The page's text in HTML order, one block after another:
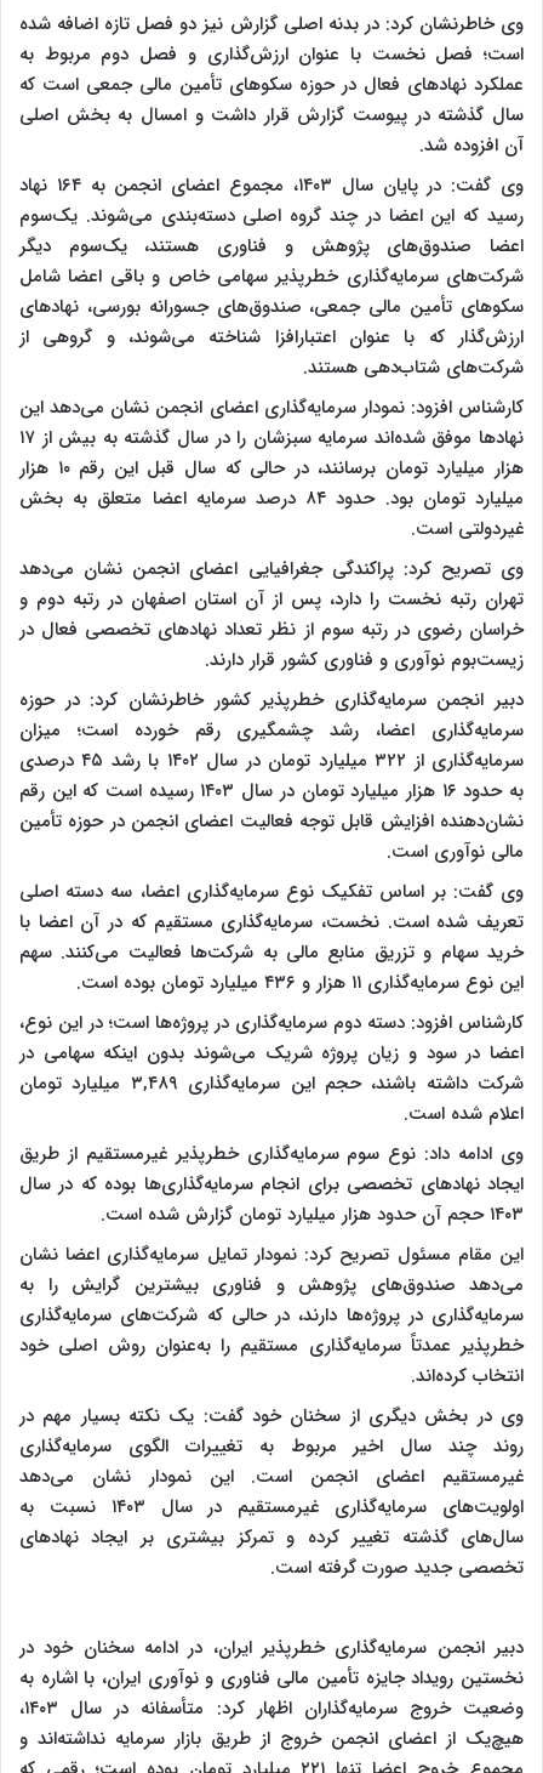
وی خاطرنشان کرد: در بدنه اصلی گزارش نیز دو فصل تازه اضافه شده
است؛ فصل نخست با عنوان ارزش‌گذاری و فصل دوم مربوط به
عملکرد نهادهای فعال در حوزه سکوهای تأمین مالی جمعی است که
سال گذشته در پیوست گزارش قرار داشت و امسال به بخش اصلی
آن افزوده شد.
وی گفت: در پایان سال ۱۴۰۳، مجموع اعضای انجمن به ۱۶۴ نهاد
رسید که این اعضا در چند گروه اصلی دسته‌بندی می‌شوند. یک‌سوم
اعضا صندوق‌های پژوهش و فناوری هستند، یک‌سوم دیگر
شرکت‌های سرمایه‌گذاری خطرپذیر سهامی خاص و باقی اعضا شامل
سکوهای تأمین مالی جمعی، صندوق‌های جسورانه بورسی، نهادهای
ارزش‌گذار که با عنوان اعتبارافزا شناخته می‌شوند، و گروهی از
شرکت‌های شتاب‌دهی هستند.
کارشناس افزود: نمودار سرمایه‌گذاری اعضای انجمن نشان می‌دهد این
نهادها موفق شده‌اند سرمایه سبزشان را در سال گذشته به بیش از ۱۷
هزار میلیارد تومان برسانند، در حالی که سال قبل این رقم ۱۰ هزار
میلیارد تومان بود. حدود ۸۴ درصد سرمایه اعضا متعلق به بخش
غیردولتی است.
وی تصریح کرد: پراکندگی جغرافیایی اعضای انجمن نشان می‌دهد
تهران رتبه نخست را دارد، پس از آن استان اصفهان در رتبه دوم و
خراسان رضوی در رتبه سوم از نظر تعداد نهادهای تخصصی فعال در
زیست‌بوم نوآوری و فناوری کشور قرار دارند.
دبیر انجمن سرمایه‌گذاری خطرپذیر کشور خاطرنشان کرد: در حوزه
سرمایه‌گذاری اعضا، رشد چشمگیری رقم خورده است؛ میزان
سرمایه‌گذاری از ۳۲۲ میلیارد تومان در سال ۱۴۰۲ با رشد ۴۵ درصدی
به حدود ۱۶ هزار میلیارد تومان در سال ۱۴۰۳ رسیده است که این رقم
نشان‌دهنده افزایش قابل توجه فعالیت اعضای انجمن در حوزه تأمین
مالی نوآوری است.
وی گفت: بر اساس تفکیک نوع سرمایه‌گذاری اعضا، سه دسته اصلی
تعریف شده است. نخست، سرمایه‌گذاری مستقیم که در آن اعضا با
خرید سهام و تزریق منابع مالی به شرکت‌ها فعالیت می‌کنند. سهم
این نوع سرمایه‌گذاری ۱۱ هزار و ۴۳۶ میلیارد تومان بوده است.
کارشناس افزود: دسته دوم سرمایه‌گذاری در پروژه‌ها است؛ در این نوع،
اعضا در سود و زیان پروژه شریک می‌شوند بدون اینکه سهامی در
شرکت داشته باشند، حجم این سرمایه‌گذاری ۳,۴۸۹ میلیارد تومان
اعلام شده است.
وی ادامه داد: نوع سوم سرمایه‌گذاری خطرپذیر غیرمستقیم از طریق
ایجاد نهادهای تخصصی برای انجام سرمایه‌گذاری‌ها بوده که در سال
۱۴۰۳ حجم آن حدود هزار میلیارد تومان گزارش شده است.
این مقام مسئول تصریح کرد: نمودار تمایل سرمایه‌گذاری اعضا نشان
می‌دهد صندوق‌های پژوهش و فناوری بیشترین گرایش را به
سرمایه‌گذاری در پروژه‌ها دارند، در حالی که شرکت‌های سرمایه‌گذاری
خطرپذیر عمدتاً سرمایه‌گذاری مستقیم را به‌عنوان روش اصلی خود
انتخاب کرده‌اند.
وی در بخش دیگری از سخنان خود گفت: یک نکته بسیار مهم در
روند چند سال اخیر مربوط به تغییرات الگوی سرمایه‌گذاری
غیرمستقیم اعضای انجمن است. این نمودار نشان می‌دهد
اولویت‌های سرمایه‌گذاری غیرمستقیم در سال ۱۴۰۳ نسبت به
سال‌های گذشته تغییر کرده و تمرکز بیشتری بر ایجاد نهادهای
تخصصی جدید صورت گرفته است.
دبیر انجمن سرمایه‌گذاری خطرپذیر ایران، در ادامه سخنان خود در
نخستین رویداد جایزه تأمین مالی فناوری و نوآوری ایران، با اشاره به
وضعیت خروج سرمایه‌گذاران اظهار کرد: متأسفانه در سال ۱۴۰۳،
هیچ‌یک از اعضای انجمن خروج از طریق بازار سرمایه نداشته‌اند و